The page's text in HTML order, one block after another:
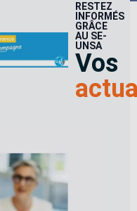
RESTEZ
INFORMÉS
GRÂCE
AU SE-
UNSA
Vos